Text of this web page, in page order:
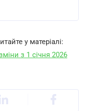
у матеріалі:
з 1 січня 2026